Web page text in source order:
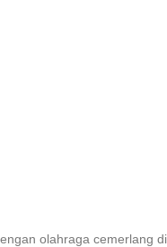
olahraga cemerlang